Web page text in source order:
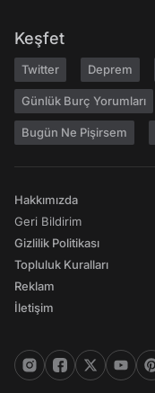
Keşfet
Twitter Deprem
Günlük Burç Yorumları
Bugün Ne Pişirsem
Hakkımızda
Geri Bildirim
Gizlilik Politikası
Topluluk Kuralları
Reklam
İletişim